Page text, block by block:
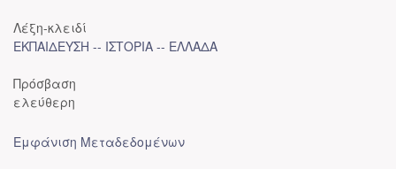
Λέξη-κλειδί
ΕΚΠΑΙΔΕΥΣΗ -- ΙΣΤΟΡΙΑ -- ΕΛΛΑΔΑ
Πρόσβαση
ελεύθερη
Εμφάνιση Μεταδεδομένων